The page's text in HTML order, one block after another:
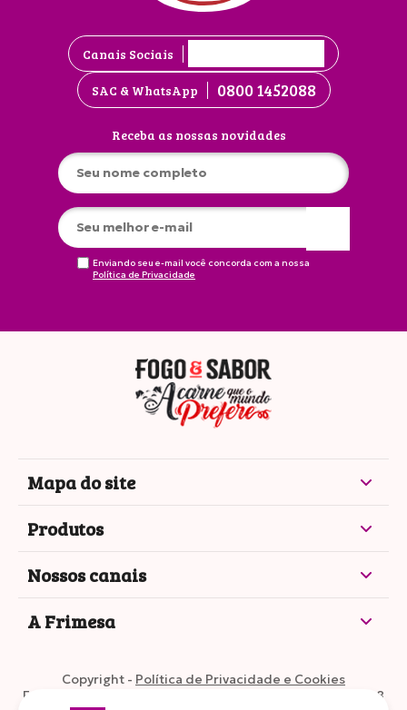
Canais Sociais
SAC & WhatsApp 0800 1452088
Receba as nossas novidades
Enviando seu e-mail você concorda com a nossa
Política de Privacidade
Mapa do site
Produtos
Nossos canais
A Frimesa
Copyright - Política de Privacidade e Cookies
Frimesa Cooperativa Central •
CNPJ: 77.595.395/0002-28